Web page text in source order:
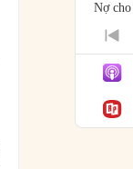
Nợ
giới
Mỹ
của
04/